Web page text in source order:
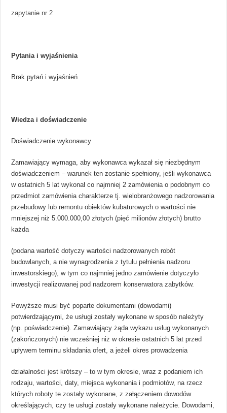
zapytanie nr 2
Pytania i wyjaśnienia
Brak pytań i wyjaśnień
Wiedza i doświadczenie
Doświadczenie wykonawcy
Zamawiający wymaga, aby wykonawca wykazał się niezbędnym
doświadczeniem – warunek ten zostanie spełniony, jeśli wykonawca
w ostatnich 5 lat wykonał co najmniej 2 zamówienia o podobnym co
przedmiot zamówienia charakterze tj. wielobranżowego nadzorowania
przebudowy lub remontu obiektów kubaturowych o wartości nie
mniejszej niż 5.000.000,00 złotych (pięć milionów złotych) brutto
każda
(podana wartość dotyczy wartości nadzorowanych robót
budowlanych, a nie wynagrodzenia z tytułu pełnienia nadzoru
inwestorskiego), w tym co najmniej jedno zamówienie dotyczyło
inwestycji realizowanej pod nadzorem konserwatora zabytków.
Powyższe musi być poparte dokumentami (dowodami)
potwierdzającymi, że usługi zostały wykonane w sposób należyty
(np. poświadczenie). Zamawiający żąda wykazu usług wykonanych
(zakończonych) nie wcześniej niż w okresie ostatnich 5 lat przed
upływem terminu składania ofert, a jeżeli okres prowadzenia
działalności jest krótszy – to w tym okresie, wraz z podaniem ich
rodzaju, wartości, daty, miejsca wykonania i podmiotów, na rzecz
których roboty te zostały wykonane, z załączeniem dowodów
określających, czy te usługi zostały wykonane należycie. Dowodami,